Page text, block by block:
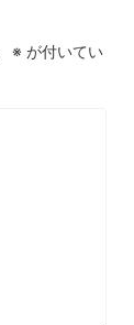
※ が付いてい